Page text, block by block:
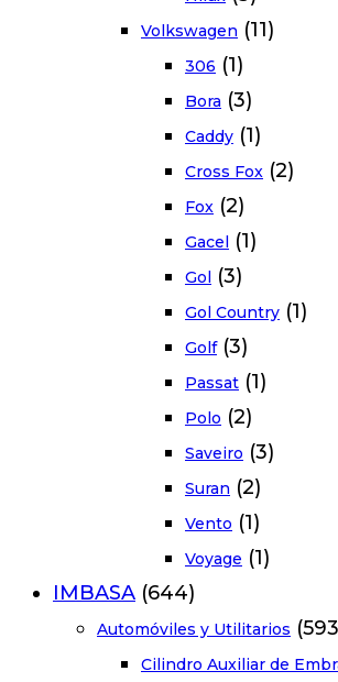
Volkswagen (11)
306 (1)
Bora (3)
Caddy (1)
Cross Fox (2)
Fox (2)
Gacel (1)
Gol (3)
Gol Country (1)
Golf (3)
Passat (1)
Polo (2)
Saveiro (3)
Suran (2)
Vento (1)
Voyage (1)
IMBASA (644)
Automóviles y Utilitarios
Cilindro Auxiliar de